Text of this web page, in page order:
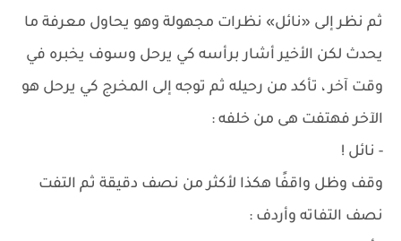
ثم نظر إلى «نائل» نظرات مجهولة وهو يحاول معرفة ما
يحدث لكن الأخير أشار برأسه كي يرحل وسوف يخبره في
وقت آخر ، تأكد من رحيله ثم توجه إلى المخرج كي يرحل هو
الآخر فهتفت هى من خلفه :
- نائل !
وقف وظل واقفًا هكذا لأكثر من نصف دقيقة ثم التفت
نصف التفاته وأردف :